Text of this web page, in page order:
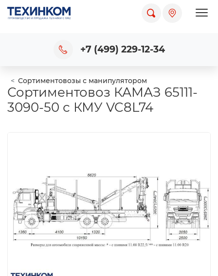
+7 (499) 229-12-34
Сортиментовозы с манипулятором
Сортиментовоз КАМАЗ 65111-
3090-50 с КМУ VC8L74